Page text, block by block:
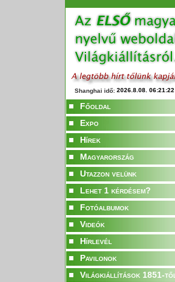
Shanghai idő:
Főoldal
Expo
Hírek
Magyarország
Utazzon velünk
Lehet 1 kérdésem?
Fotóalbumok
Videók
Hírlevél
Pavilonok
Világkiállítások 1851-től